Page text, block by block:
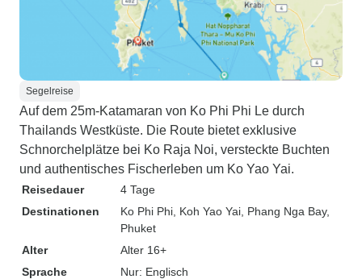
Segelreise
Auf dem 25m-Katamaran von Ko Phi Phi Le durch
Thailands Westküste. Die Route bietet exklusive
Schnorchelplätze bei Ko Raja Noi, versteckte Buchten
und authentisches Fischerleben um Ko Yao Yai.
Reisedauer
4 Tage
Destinationen
Ko Phi Phi , Koh Yao Yai , Phang Nga Bay,
Phuket
Alter
Alter 16+
Sprache
Nur: Englisch